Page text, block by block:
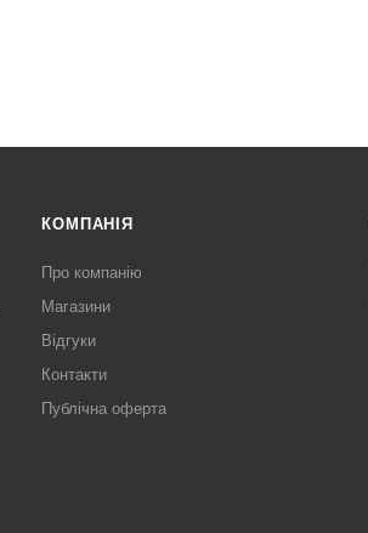
КОМПАНІЯ
Про компанію
Магазини
Відгуки
Контакти
Публічна оферта